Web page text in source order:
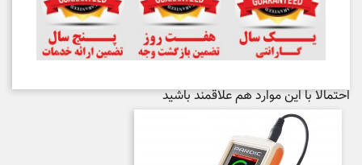
احتمالا با این موارد هم علاقمند باشید